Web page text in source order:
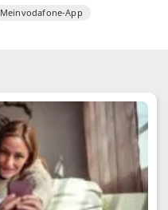
Meinvodafone-App